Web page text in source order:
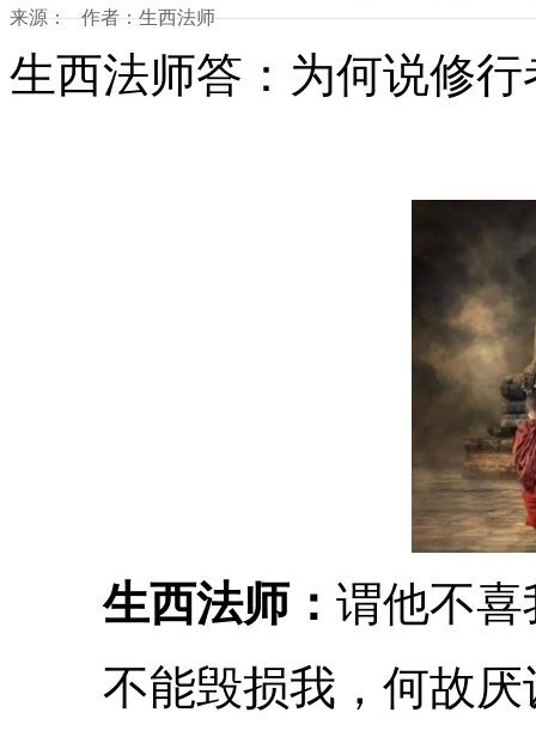
来源： 作者：生西法师
生西法师答：为何说修
生西法师： 谓他不
不能毁损我，何故厌